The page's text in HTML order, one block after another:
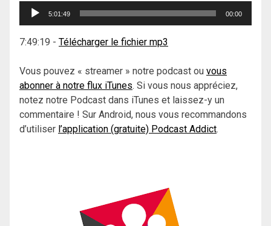
Lecteur
5:01:49 00:00
7:49:19 - Télécharger le fichier mp3
Vous pouvez « streamer » notre podcast ou vous
abonner à notre flux iTunes. Si vous nous appréciez,
notez notre Podcast dans iTunes et laissez-y un
commentaire ! Sur Android, nous vous recommandons
d’utiliser l’application (gratuite) Podcast Addict.